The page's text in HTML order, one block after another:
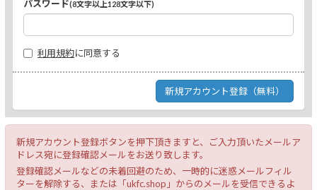
パスワード(8文字以上128文字以下)
利用規約に同意する
新規アカウント登録ボタンを押下頂きますと、ご入力頂いたメールア
ドレス宛に登録確認メールをお送り致します。
登録確認メールなどの未着回避のため、一時的に迷惑メールフィル
ターを解除する、または「ukfc.shop」からのメールを受信できるよ